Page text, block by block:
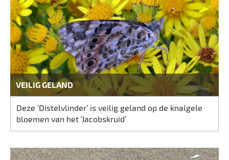
VEILIG GELAND
Deze ‘Distelvlinder’ is veilig geland op de knalgele
bloemen van het ‘Jacobskruid’